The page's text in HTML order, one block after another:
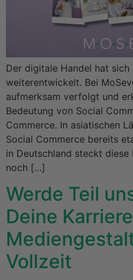
Der digitale Handel hat
weiterentwickelt. Bei
aufmerksam verfolgt und
Bedeutung von Social
Commerce. In asiatischen
Social Commerce bereits
in Deutschland steckt diese
noch […]
Werde Teil
Deine
Vollzeit